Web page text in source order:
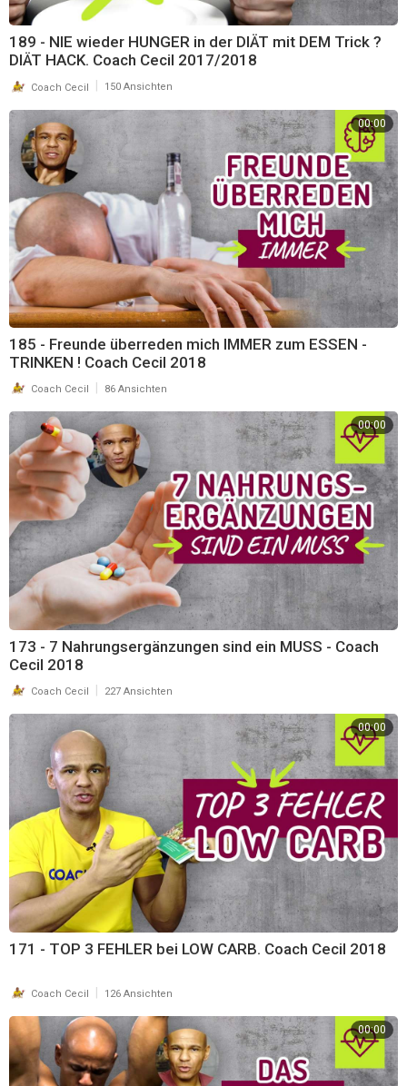
189 - NIE wieder HUNGER in der DIÄT mit DEM Trick ?
DIÄT HACK. Coach Cecil 2017/2018
Coach Cecil 150 Ansichten
00:00
185 - Freunde überreden mich IMMER zum ESSEN -
TRINKEN ! Coach Cecil 2018
Coach Cecil 86 Ansichten
00:00
173 - 7 Nahrungsergänzungen sind ein MUSS - Coach
Cecil 2018
Coach Cecil 227 Ansichten
00:00
171 - TOP 3 FEHLER bei LOW CARB. Coach Cecil 2018
Coach Cecil 126 Ansichten
00:00